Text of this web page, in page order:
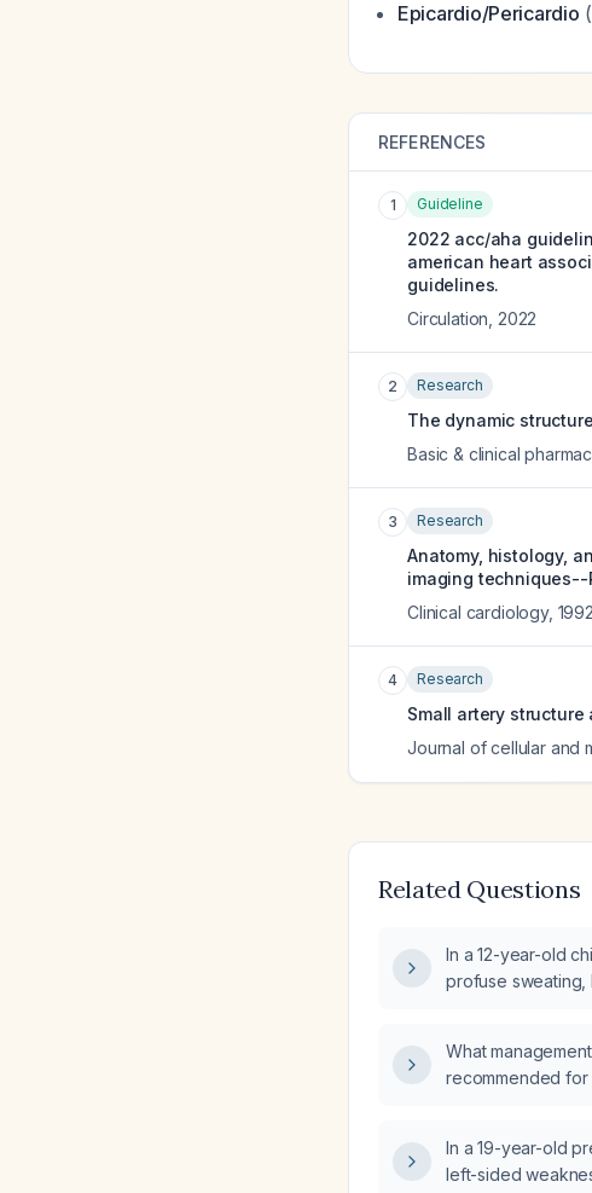
Epicardio/Pericardio
REFERENCES
1 Guideline
2022 acc/aha
american heart
guidelines.
Circulation 2022
2 Research
The dynamic
Basic & clinical
3 Research
Anatomy, histology,
imaging techniques--
Clinical cardiology, 1992
4 Research
Small artery
Journal of cellular and
Related Questions
In a 12-year-old
profuse sweating,
management?
What
recommended for
In a 19-year-old
left-sided